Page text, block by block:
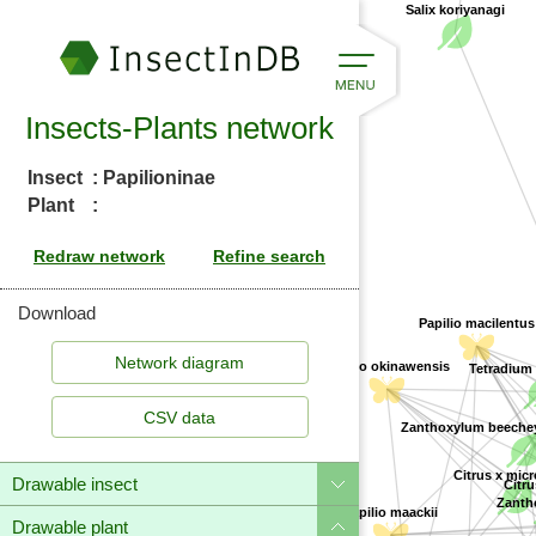
Tetradium
Citrus x
Papilio maackii
Papilio macilentus
Papilio okinawensis
Zanthoxylum
Insects-Plants network
Insect : Papilioninae
Plant
:
Download
CSV data
Drawable insect
Drawable plant